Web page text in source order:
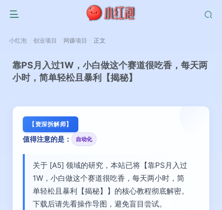
小红泡 创业项目 网赚项目 正文
靠PS月入过1W，小白做这个赛道很吃香，每天两
小时，简单轻松且暴利【揭秘】
【资深拆解师】
值得注意的是： 自动化
关于 [A5] 领域的研究，本站已将【靠PS月入过
1W，小白做这个赛道很吃香，每天两小时，简
单轻松且暴利【揭秘】】的核心教程彻底解密。
下载后请先看操作导图，避免盲目尝试。